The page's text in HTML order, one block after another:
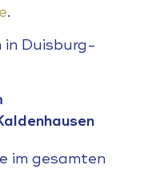
.
in Duisburg-
im gesamten